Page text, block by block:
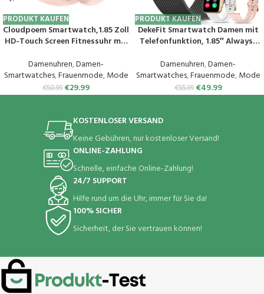
PRODUKT KAUFEN
Cloudpoem Smartwatch,1.85 Zoll
HD-Touch Screen Fitnessuhr mit
Überwachung Pulsuhr
Schlafmonitor Schrittzähler Uhr
100+ Trainingsmodi Sportuhr
für Damen Herren Android iOS
Damenuhren,Damen-
Smartwatches,Frauenmode,Mode
€50.99 €29.99
PRODUKT KAUFEN
DekeFit Smartwatch Damen mit
Telefonfunktion, 1.85″ Always-
mit
Schlafmonitor/Herzfrequenz/Sp
O2, 120+ Sportuhr IP68
Wasserdicht für iOS Android
Damenuhren,Damen-
Smartwatches,Frauenmode,Mode
€55.99 €49.99
KOSTENLOSER VERSAND
Keine Gebühren, nur kostenloser Versand!
ONLINE-ZAHLUNG
Schnelle, einfache Online-Zahlung!
24/7 SUPPORT
Hilfe rund um die Uhr, immer für Sie da!
100% SICHER
Sicherheit, der Sie vertrauen können!